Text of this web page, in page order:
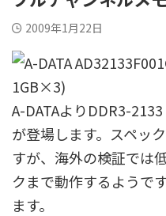
2009年1月22日
A-DATAよりDDR3-
が登場します。スペッ
すが、海外の検証では
クまで動作するようで
ます。